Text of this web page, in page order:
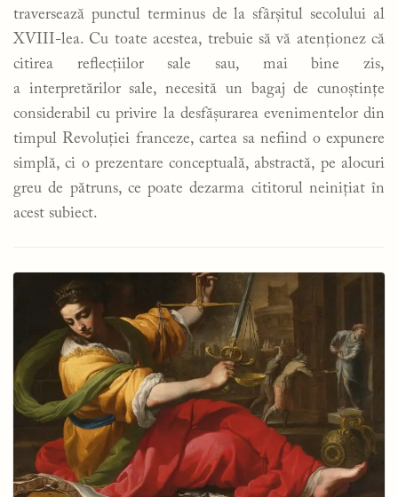
traversează punctul terminus de la sfârșitul secolului al
XVIII-lea. Cu toate acestea, trebuie să vă atenționez că
citirea reflecțiilor sale sau, mai bine zis,
a interpretărilor sale, necesită un bagaj de cunoștințe
considerabil cu privire la desfășurarea evenimentelor din
timpul Revoluției franceze, cartea sa nefiind o expunere
simplă, ci o prezentare conceptuală, abstractă, pe alocuri
greu de pătruns, ce poate dezarma cititorul neinițiat în
acest subiect.